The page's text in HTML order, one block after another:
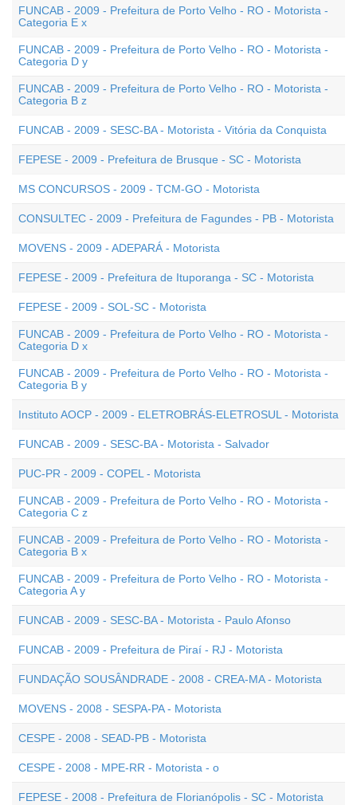
FUNCAB - 2009 - Prefeitura de Porto Velho - RO - Motorista -
Categoria E x
FUNCAB - 2009 - Prefeitura de Porto Velho - RO - Motorista -
Categoria D y
FUNCAB - 2009 - Prefeitura de Porto Velho - RO - Motorista -
Categoria B z
FUNCAB - 2009 - SESC-BA - Motorista - Vitória da Conquista
FEPESE - 2009 - Prefeitura de Brusque - SC - Motorista
MS CONCURSOS - 2009 - TCM-GO - Motorista
CONSULTEC - 2009 - Prefeitura de Fagundes - PB - Motorista
MOVENS - 2009 - ADEPARÁ - Motorista
FEPESE - 2009 - Prefeitura de Ituporanga - SC - Motorista
FEPESE - 2009 - SOL-SC - Motorista
FUNCAB - 2009 - Prefeitura de Porto Velho - RO - Motorista -
Categoria D x
FUNCAB - 2009 - Prefeitura de Porto Velho - RO - Motorista -
Categoria B y
Instituto AOCP - 2009 - ELETROBRÁS-ELETROSUL - Motorista
FUNCAB - 2009 - SESC-BA - Motorista - Salvador
PUC-PR - 2009 - COPEL - Motorista
FUNCAB - 2009 - Prefeitura de Porto Velho - RO - Motorista -
Categoria C z
FUNCAB - 2009 - Prefeitura de Porto Velho - RO - Motorista -
Categoria B x
FUNCAB - 2009 - Prefeitura de Porto Velho - RO - Motorista -
Categoria A y
FUNCAB - 2009 - SESC-BA - Motorista - Paulo Afonso
FUNCAB - 2009 - Prefeitura de Piraí - RJ - Motorista
FUNDAÇÃO SOUSÂNDRADE - 2008 - CREA-MA - Motorista
MOVENS - 2008 - SESPA-PA - Motorista
CESPE - 2008 - SEAD-PB - Motorista
CESPE - 2008 - MPE-RR - Motorista - o
FEPESE - 2008 - Prefeitura de Florianópolis - SC - Motorista